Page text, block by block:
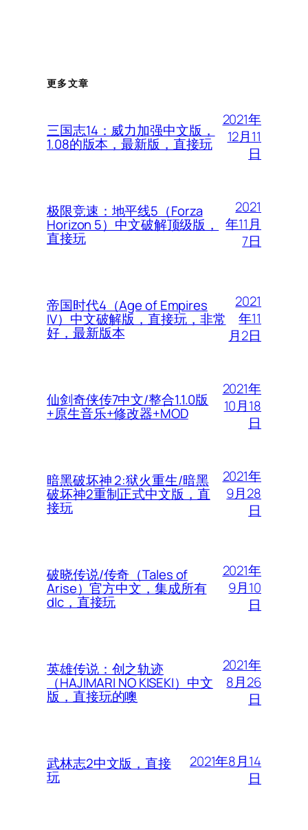
更多文章
三国志14：威力加强中文版，
1.08的版本，最新版，直接玩
2021年
12月11
日
极限竞速：地平线5（Forza
Horizon 5）中文破解顶级版，
直接玩
2021
年11月
7日
帝国时代4（Age of Empires
IV）中文破解版，直接玩，非常
好，最新版本
2021
年11
月2日
仙剑奇侠传7中文/整合1.1.0版
+原生音乐+修改器+MOD
2021年
10月18
日
暗黑破坏神 2:狱火重生/暗黑
破坏神2重制正式中文版，直
接玩
2021年
9月28
日
破晓传说/传奇（Tales of
Arise）官方中文，集成所有
dlc，直接玩
2021年
9月10
日
英雄传说：创之轨迹
（HAJIMARI NO KISEKI）中文
版，直接玩的噢
2021年
8月26
日
武林志2中文版，直接
玩
2021年8月14
日